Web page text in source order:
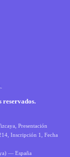
reservados.
Presentación
Inscripción 1, Fecha
— España